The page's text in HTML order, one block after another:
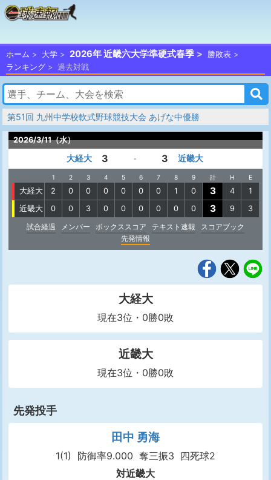
ホーム 大学 2026年 近畿六大学準硬式春季
勝敗表
ランキング
過去対戦
第51回 九州中学校軟式野球競技大会 あげな中優勝
2026/3/11（水）
大経大 3 - 3 近畿大
1 2 3 4 5 6 7 8 9 計 H E
大経大 2 0 0 0 0 0 0 1 0 3 4
1
近畿大
0 0 3 0 0 0 0 0 0 3 9
3
試合経過
メンバー ボックススコア テキスト速報
スコアブック
先発情報
大経大
現在3位・0勝0敗
近畿大
現在3位・0勝0敗
先発投手
田中 勇海
1(1) 防御率9.000 奪三振3
四死球2
対近畿大